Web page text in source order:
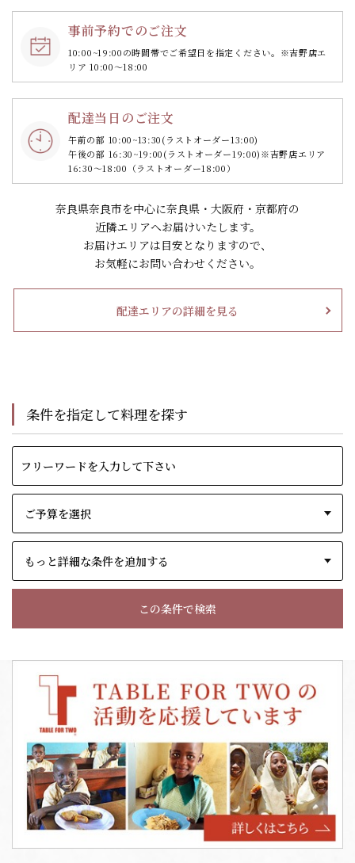
事前予約でのご注文
10:00~19:00の時間帯でご希望日を指定ください。 ※吉野店エ
リア 10:00～18:00
配達当日のご注文
午前の部 10:00~13:30(ラストオーダー13:00)
午後の部 16:30~19:00(ラストオーダー19:00)※吉野店エリア
16:30～18:00（ラストオーダー18:00）
奈良県奈良市を中心に奈良県・大阪府・京都府の
近隣エリアへお届けいたします。
お届けエリアは目安となりますので、
お気軽にお問い合わせください。
配達エリアの詳細を見る
条件を指定して料理を探す
もっと詳細な条件を追加する
この条件で検索